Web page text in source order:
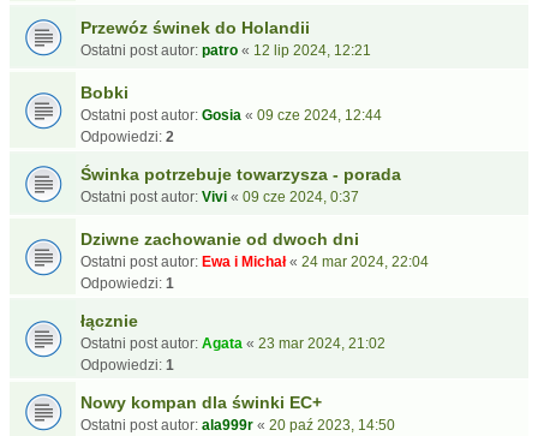
Przewóz świnek do Holandii
Ostatni post autor: patro « 12 lip 2024, 12:21
Bobki
Ostatni post autor: Gosia « 09 cze 2024, 12:44
Odpowiedzi: 2
Świnka potrzebuje towarzysza - porada
Ostatni post autor: Vivi « 09 cze 2024, 0:37
Dziwne zachowanie od dwoch dni
Ostatni post autor: Ewa i Michał« 24 mar 2024, 22:04
Odpowiedzi: 1
łącznie
Ostatni post autor: Agata « 23 mar 2024, 21:02
Odpowiedzi: 1
Nowy kompan dla świnki EC+
Ostatni post autor: ala999r « 20 paź 2023, 14:50